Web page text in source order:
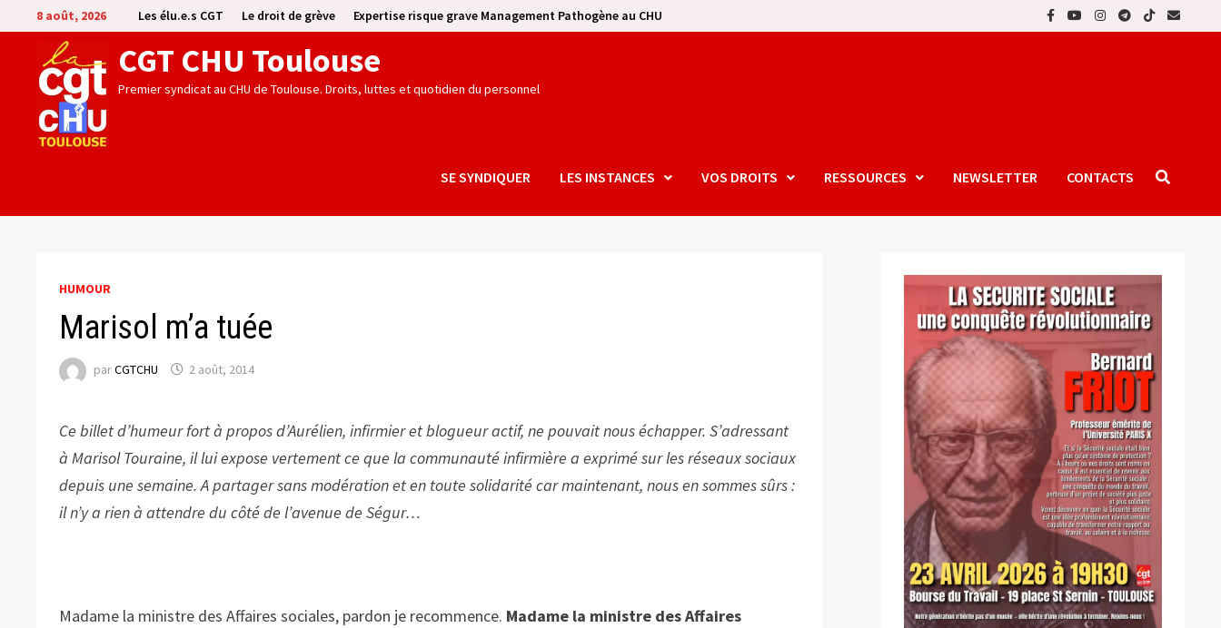
Passer
au
contenu
8 août, 2026 Les élu.e.s CGT Le droit de grève Expertise risque grave Management Pathogène au CHU
CGT CHU Toulouse
Premier syndicat au CHU de Toulouse. Droits, luttes et quotidien du personnel
SE SYNDIQUER LES INSTANCES VOS DROITS RESSOURCES NEWSLETTER CONTACTS
HUMOUR
Marisol m’a tuée
parCGTCHU 2 août, 2014
Ce billet d’humeur fort à propos d’Aurélien, infirmier et blogueur actif, ne pouvait nous échapper. S’adressant
à Marisol Touraine, il lui expose vertement ce que la communauté infirmière a exprimé sur les réseaux sociaux
depuis une semaine. A partager sans modération et en toute solidarité car maintenant, nous en sommes sûrs :
il n’y a rien à attendre du côté de l’avenue de Ségur…
Madame la ministre des Affaires sociales, pardon je recommence. Madame la ministre des Affaires